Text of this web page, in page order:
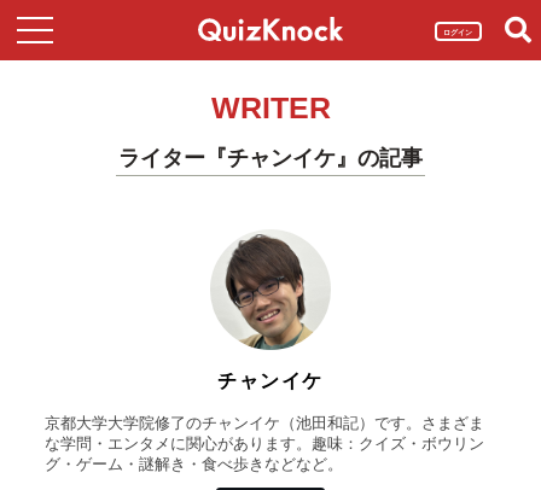
ログイン
WRITER
ライター『チャンイケ』の記事
チャンイケ
京都大学大学院修了のチャンイケ（池田和記）です。さまざま
な学問・エンタメに関心があります。趣味：クイズ・ボウリン
グ・ゲーム・謎解き・食べ歩きなどなど。